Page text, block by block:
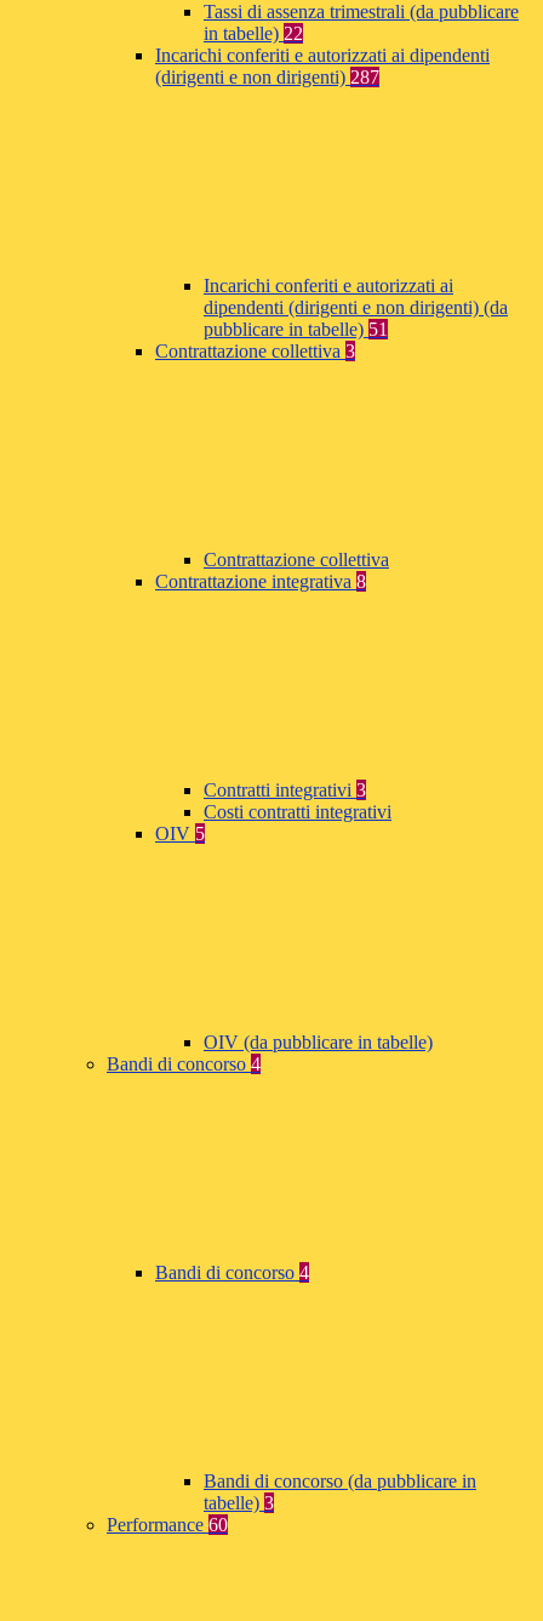
Tassi di assenza trimestrali (da pubblicare
in tabelle) 22
Incarichi conferiti e autorizzati ai dipendenti
(dirigenti e non dirigenti) 287
Incarichi conferiti e autorizzati ai
dipendenti (dirigenti e non dirigenti) (da
pubblicare in tabelle) 51
Contrattazione collettiva 3
Contrattazione collettiva
Contrattazione integrativa 8
Contratti integrativi 3
Costi contratti integrativi
OIV 5
OIV (da pubblicare in tabelle)
Bandi di concorso 4
Bandi di concorso 4
Bandi di concorso (da pubblicare in
tabelle) 3
Performance 60